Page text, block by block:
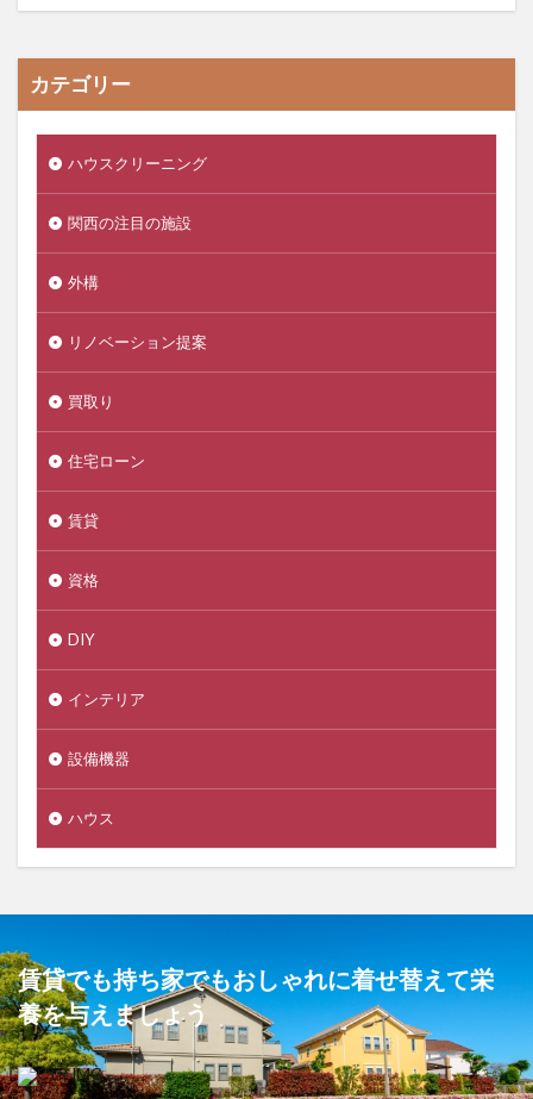
カテゴリー
ハウスクリーニング
関西の注目の施設
外構
リノベーション提案
買取り
住宅ローン
賃貸
資格
DIY
インテリア
設備機器
ハウス
賃貸でも持ち家でもおしゃれに着せ替えて栄
養を与えましょう